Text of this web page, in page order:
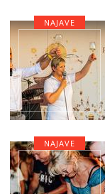
NAJAVE
NAJAVE